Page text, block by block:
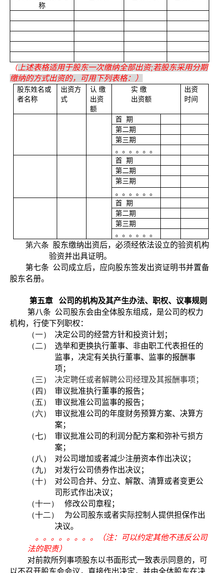
称
（ 上述表格适用于股东一次缴纳全部出资;若股东采用分期
缴纳的方式出资的，可用下列表格：）
股东姓名或
者名称
出资方
式
认 缴
出资
额
实 缴
出资额
出资
时间
首 期
第二期
第三期
。。。。。。
首 期
第二期
第三期
。。。。。。
首 期
第二期
第三期
。。。。。。
第六条 股东缴纳出资后，必须经依法设立的验资机构
验资并出具证明。
第七条 公司成立后，应向股东签发出资证明书并置备
股东名册。
第五章
公司的机构及其产生办法、职权、议事规则
第八条 公司股东会由全体股东组成，是公司的权力
机构，行使下列职权：
（一） 决定公司的经营方针和投资计划；
（二）
选举和更换执行董事、非由职工代表担任的
监事，决定有关执行董事、监事的报酬事
项；
（三） 决定聘任或者解聘公司经理及其报酬事项；
（四） 审议批准执行董事的报告；
（五） 审议批准公司监事的报告；
（六）
审议批准公司的年度财务预算方案、决算方
案；
（七）
审议批准公司的利润分配方案和弥补亏损方
案；
（八） 对公司增加或者减少注册资本作出决议；
（九） 对发行公司债券作出决议；
（十）
对公司合并、分立、解散、清算或者变更公
司形式作出决议；
（十一） 修改公司章程；
（十二）
为公司股东或者实际控制人提供担保作出
决议。
。。。。。。。。（注：可以约定其他不违反公司
法的职责）
对前款所列事项股东以书面形式一致表示同意的，可
以不召开股东会会议，直接作出决定，并由全体股东在决